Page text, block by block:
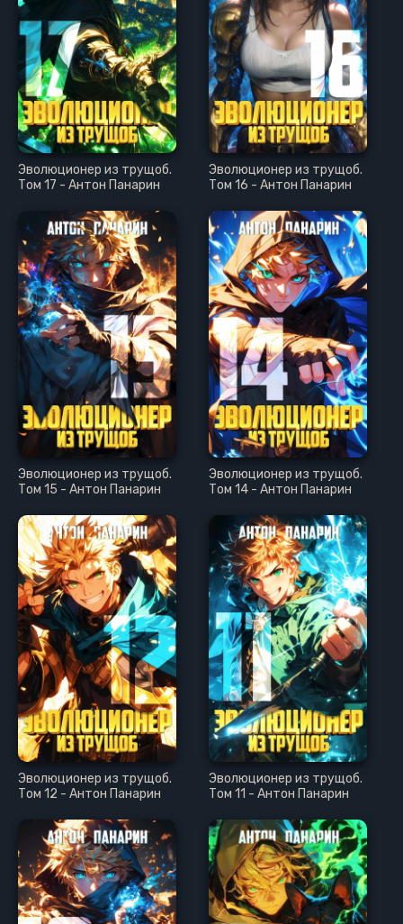
Эволюционер из трущоб.
Том 17 - Антон Панарин
Эволюционер из трущоб.
Том 16 - Антон Панарин
Эволюционер из трущоб.
Том 15 - Антон Панарин
Эволюционер из трущоб.
Том 14 - Антон Панарин
Эволюционер из трущоб.
Том 12 - Антон Панарин
Эволюционер из трущоб.
Том 11 - Антон Панарин